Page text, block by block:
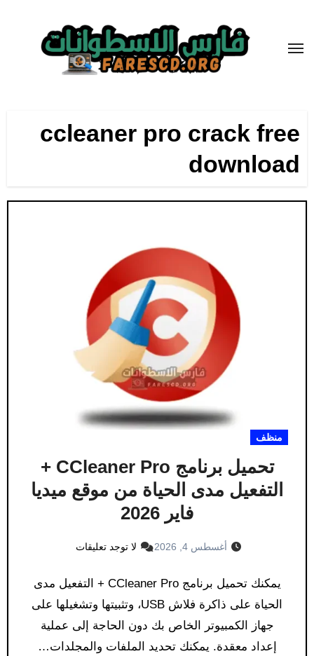
المحتوى
ccleaner pro crack free
download
منظف
تحميل برنامج CCleaner Pro +
التفعيل مدى الحياة من موقع ميديا
فاير 2026
أغسطس 4, 2026 لا توجد تعليقات
يمكنك تحميل برنامج CCleaner Pro + التفعيل مدى
الحياة على ذاكرة فلاش USB، وتثبيتها وتشغيلها على
جهاز الكمبيوتر الخاص بك دون الحاجة إلى عملية
إعداد معقدة. يمكنك تحديد الملفات والمجلدات…